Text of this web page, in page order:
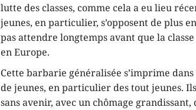
lutte des classes, comme cela a eu lieu
jeunes, en particulier, s’opposent de plus
pas attendre longtemps avant que la
en Europe.
Cette barbarie généralisée s’imprime
de jeunes, en particulier des tout jeunes.
sans avenir, avec un chômage